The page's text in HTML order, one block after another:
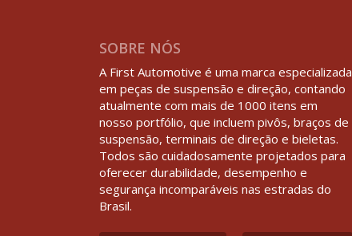
SOBRE NÓS
A First Automotive é uma marca especializada
em peças de suspensão e direção, contando
atualmente com mais de 1000 itens em
nosso portfólio, que incluem pivôs, braços de
suspensão, terminais de direção e bieletas.
Todos são cuidadosamente projetados para
oferecer durabilidade, desempenho e
segurança incomparáveis nas estradas do
Brasil.